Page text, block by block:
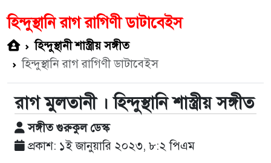
হিন্দুস্থানি রাগ রাগিণী ডাটাবেইস
হিন্দুস্থানী শাস্ত্রীয় সঙ্গীত
হিন্দুস্থানি রাগ রাগিণী ডাটাবেইস
রাগ মুলতানী । হিন্দুস্থানি শাস্ত্রীয় সঙ্গীত
সঙ্গীত গুরুকুল ডেস্ক
প্রকাশ: ১ই জানুয়ারি ২০২৩, ৮:২ পিএম